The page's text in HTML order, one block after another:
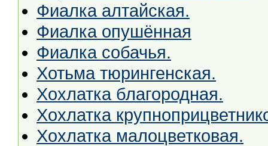
Фиалка алтайская.
Фиалка опушённая
Фиалка собачья.
Хотьма тюрингенская.
Хохлатка благородная.
Хохлатка
Хохлатка малоцветковая.